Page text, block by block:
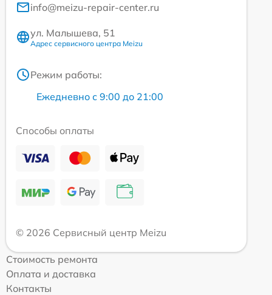
info@meizu-repair-center.ru
ул. Малышева, 51
Адрес сервисного центра Meizu
Режим работы:
Ежедневно с 9:00 до 21:00
Способы оплаты
© 2026 Сервисный центр Meizu
Стоимость ремонта
Оплата и доставка
Контакты